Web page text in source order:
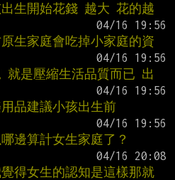
生開始花錢 越大 花的越
生家庭會吃掉小家庭的資
就是壓縮生活品質而已 出
品建議小孩出生前
邊算計女生家庭了？
得女生的認知是這樣那就